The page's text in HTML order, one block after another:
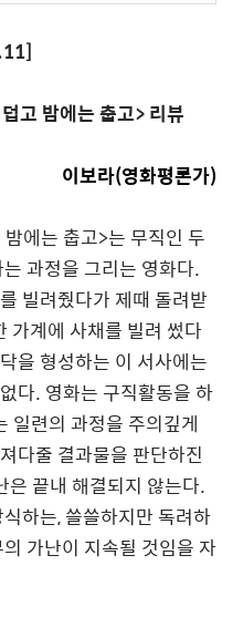
]
고 밤에는 춥고> 리뷰
이보라(영화평론가)
에는 춥고>는 무직인 두
과정을 그리는 영화다.
빌려줬다가 제때 돌려받
가계에 사채를 빌려 썼다
을 형성하는 이 서사에는
다. 영화는 구직활동을 하
일련의 과정을 주의깊게
다줄 결과물을 판단하진
은 끝내 해결되지 않는다.
하는, 쓸쓸하지만 독려하
가난이 지속될 것임을 자